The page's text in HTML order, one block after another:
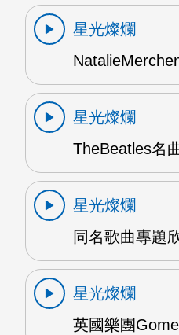
星光燦爛
星光燦爛
TheBeatles名
星光燦爛
同名歌曲專題
星光燦爛
英國樂團